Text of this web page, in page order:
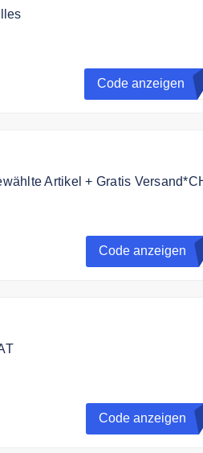
Code anzeigen
Artikel + Gratis
Code anzeigen
kombinierbar
Code anzeigen